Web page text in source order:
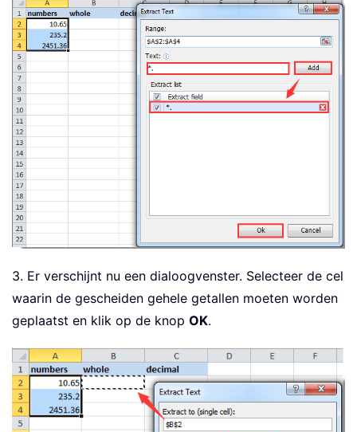
3. Er verschijnt nu een dialoogvenster. Selecteer de cel
waarin de gescheiden gehele getallen moeten worden
geplaatst en klik op de knop OK.